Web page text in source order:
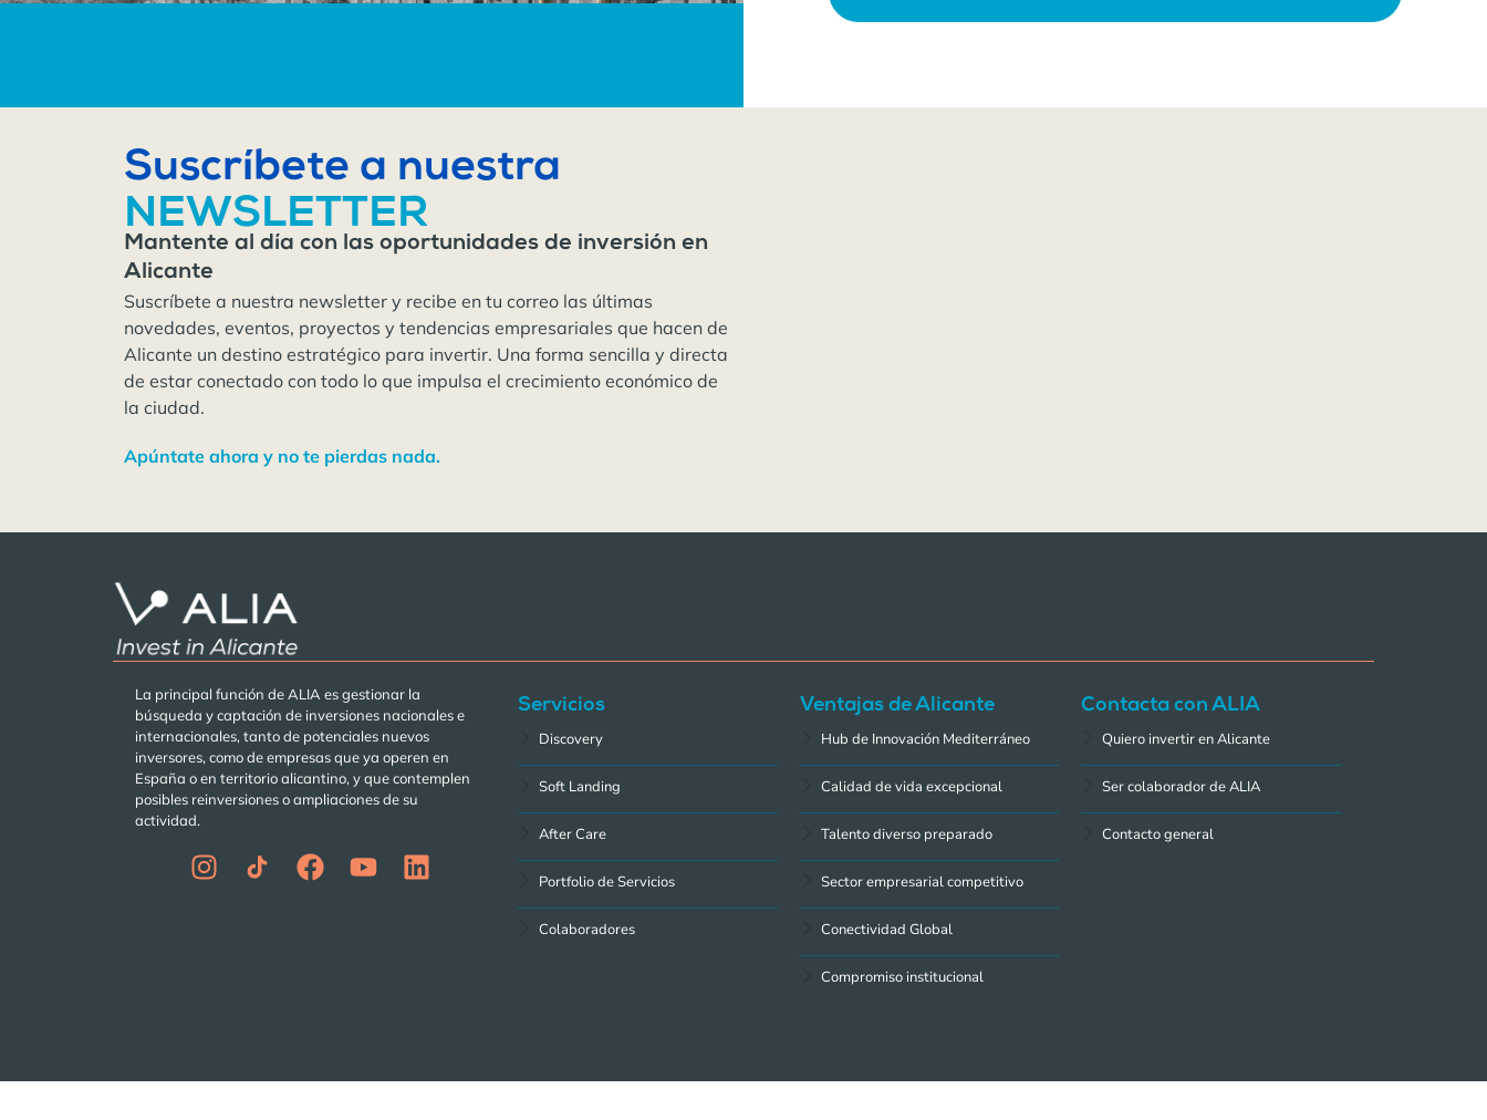
Suscríbete a nuestra
NEWSLETTER
Mantente al día con las oportunidades de inversión en
Alicante
Suscríbete a nuestra newsletter y recibe en tu correo las últimas
novedades, eventos, proyectos y tendencias empresariales que hacen de
Alicante un destino estratégico para invertir. Una forma sencilla y directa
de estar conectado con todo lo que impulsa el crecimiento económico de
la ciudad.
Apúntate ahora y no te pierdas nada.
La principal función de ALIA es gestionar la
búsqueda y captación de inversiones nacionales e
internacionales, tanto de potenciales nuevos
inversores, como de empresas que ya operen en
España o en territorio alicantino, y que contemplen
posibles reinversiones o ampliaciones de su
actividad.
Servicios
Discovery
Soft Landing
After Care
Portfolio de Servicios
Colaboradores
Ventajas de Alicante
Hub de Innovación Mediterráneo
Calidad de vida excepcional
Talento diverso preparado
Sector empresarial competitivo
Conectividad Global
Compromiso institucional
Contacta con ALIA
Quiero invertir en Alicante
Ser colaborador de ALIA
Contacto general